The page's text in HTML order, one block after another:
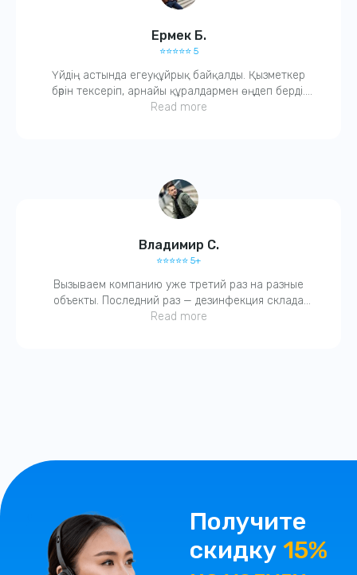
Ермек Б.
⭐️⭐️⭐️⭐️⭐️ 5
Үйдің астында егеуқұйрық байқалды. Қызметкер
бәрін тексеріп, арнайы құралдармен өңдеп берді.
Қазір тыныш. Компанияға сенім бар.
Read more
Владимир С.
⭐️⭐️⭐️⭐️⭐️ 5+
Вызываем компанию уже третий раз на разные
объекты. Последний раз — дезинфекция склада
после затопления. Работают четко, с актами. Без
Read more